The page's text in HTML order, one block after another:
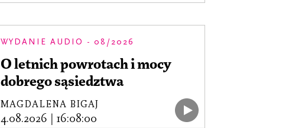
WYDANIE AUDIO - 08/2026
O letnich powrotach i mocy
dobrego sąsiedztwa
MAGDALENA BIGAJ
4.08.2026 16:08:00